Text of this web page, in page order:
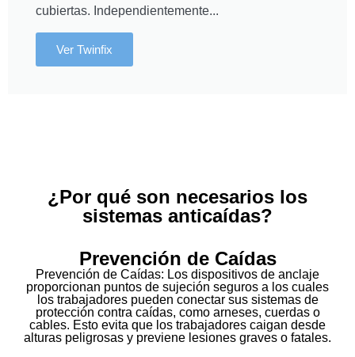
cubiertas. Independientemente...
Ver Twinfix
¿Por qué son necesarios los
sistemas anticaídas?
Prevención de Caídas
Prevención de Caídas: Los dispositivos de anclaje
proporcionan puntos de sujeción seguros a los cuales
los trabajadores pueden conectar sus sistemas de
protección contra caídas, como arneses, cuerdas o
cables. Esto evita que los trabajadores caigan desde
alturas peligrosas y previene lesiones graves o fatales.